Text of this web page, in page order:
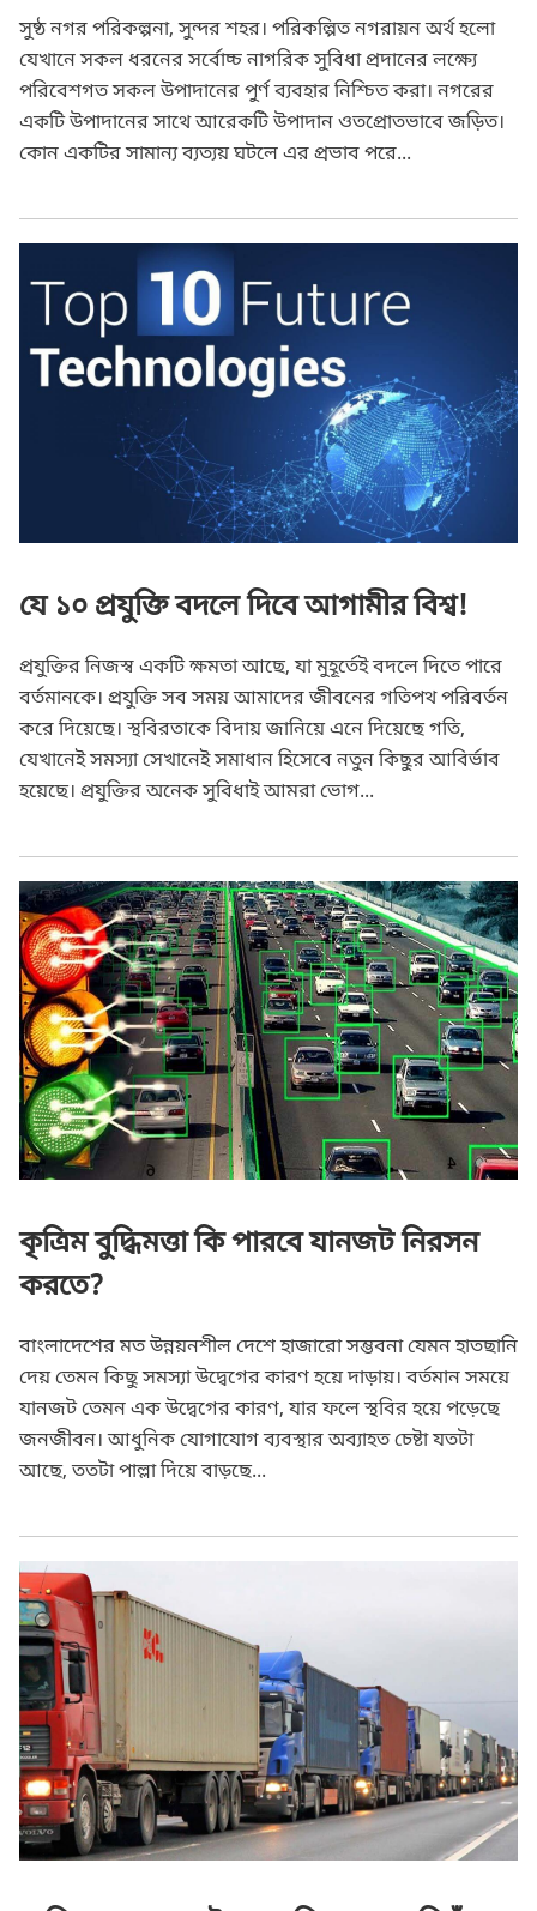
সুষ্ঠ নগর পরিকল্পনা, সুন্দর শহর। পরিকল্পিত নগরায়ন অর্থ হলো
যেখানে সকল ধরনের সর্বোচ্চ নাগরিক সুবিধা প্রদানের লক্ষ্যে
পরিবেশগত সকল উপাদানের পুর্ণ ব্যবহার নিশ্চিত করা। নগরের
একটি উপাদানের সাথে আরেকটি উপাদান ওতপ্রোতভাবে জড়িত।
কোন একটির সামান্য ব্যত্যয় ঘটলে এর প্রভাব পরে...
যে ১০ প্রযুক্তি বদলে দিবে আগামীর বিশ্ব!
প্রযুক্তির নিজস্ব একটি ক্ষমতা আছে, যা মুহূর্তেই বদলে দিতে পারে
বর্তমানকে। প্রযুক্তি সব সময় আমাদের জীবনের গতিপথ পরিবর্তন
করে দিয়েছে। স্থবিরতাকে বিদায় জানিয়ে এনে দিয়েছে গতি,
যেখানেই সমস্যা সেখানেই সমাধান হিসেবে নতুন কিছুর আবির্ভাব
হয়েছে। প্রযুক্তির অনেক সুবিধাই আমরা ভোগ...
কৃত্রিম বুদ্ধিমত্তা কি পারবে যানজট নিরসন
করতে?
বাংলাদেশের মত উন্নয়নশীল দেশে হাজারো সম্ভবনা যেমন হাতছানি
দেয় তেমন কিছু সমস্যা উদ্বেগের কারণ হয়ে দাড়ায়। বর্তমান সময়ে
যানজট তেমন এক উদ্বেগের কারণ, যার ফলে স্থবির হয়ে পড়েছে
জনজীবন। আধুনিক যোগাযোগ ব্যবস্থার অব্যাহত চেষ্টা যতটা
আছে, ততটা পাল্লা দিয়ে বাড়ছে...